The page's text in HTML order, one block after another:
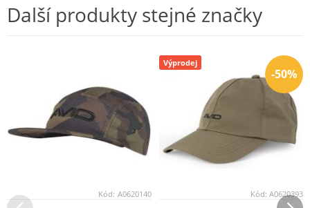
Další produkty stejné značky
Kód: A0620140
-50%
Výprodej
Kód: A0620393